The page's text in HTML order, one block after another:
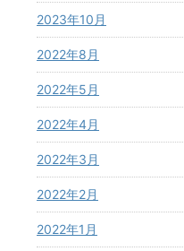
2023年10月
2022年8月
2022年5月
2022年4月
2022年3月
2022年2月
2022年1月